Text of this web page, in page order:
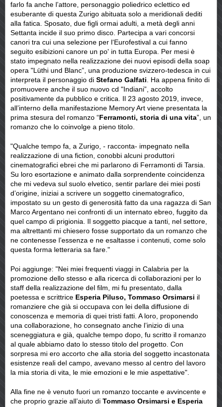
farlo fa anche l’attore, personaggio poliedrico eclettico ed
esuberante di questa Zurigo abituata solo a meridionali dediti
alla fatica. Sposato, due figli ormai adulti, a metà degli anni
Settanta incide il suo primo disco. Partecipa a vari concorsi
canori tra cui una selezione per l‘Eurofestival a cui fanno
seguito esibizioni canore un po' in tutta Europa. Per mesi è
stato impegnato nella realizzazione dei nuovi episodi della soap
opera "Lüthi und Blanc”, una produzione svizzero-tedesca in cui
interpreta il personaggio di Stefano Galfati . Ha appena finito di
promuovere anche il suo nuovo cd "Indiani”, accolto
positivamente da pubblico e critica. Il 23 agosto 2019, invece,
all’interno della manifestazione Memory Art viene presentata la
prima stesura del romanzo “Ferramonti, storia di una vita”, un
romanzo che lo coinvolge a pieno titolo.
"Qualche tempo fa, a Zurigo, - racconta- impegnato nella
realizzazione di una fiction, conobbi alcuni produttori
cinematografici ebrei che mi parlarono di Ferramonti di Tarsia.
Su loro esortazione e animato dalla sorprendente coincidenza
che mi vedeva sul suolo elvetico, sentir parlare dei miei posti
d’origine, iniziai a scrivere un soggetto cinematografico,
impostato su un gesto di generosità fatto da una ragazza di San
Marco Argentano nei confronti di un internato ebreo, fuggito da
quel campo di prigionia. Il soggetto piacque a tanti, nel settore,
ma altrettanti mi chiesero fosse supportato da un romanzo che
ne contenesse l’essenza e ne esaltasse i contenuti, come solo
questa forma letteraria sa fare."
Poi aggiunge: "Nei miei frequenti viaggi in Calabria per la
promozione dello stesso e alla ricerca di collaborazioni per lo
staff della realizzazione del film, mi fu presentato, dalla
poetessa e scrittrice Esperia Piluso, Tommaso Orsimarsi il
romanziere che già si occupava con lei della diffusione di
conoscenza e memoria di quei tristi fatti. A loro, proponendo
una collaborazione, ho consegnato anche l’inizio di una
sceneggiatura e già, qualche tempo dopo, fu scritto il romanzo
al quale abbiamo dato lo stesso titolo del progetto. Con
sorpresa mi ero accorto che alla storia del soggetto incastonata
esistenze reali del campo, avevano messo al centro del lavoro
la mia storia di vita, le mie emozioni e le mie aspettative".
Alla fine ne è venuto fuori un romanzo toccante e avvincente e
che proprio grazie all’aiuto di Tommaso Orsimarsi e Esperia